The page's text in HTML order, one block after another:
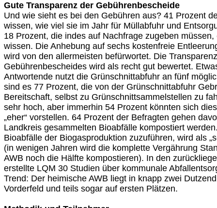
Gute Transparenz der Gebührenbescheide
Und wie sieht es bei den Gebühren aus? 41 Prozent
wissen, wie viel sie im Jahr für Müllabfuhr und
18 Prozent, die indes auf Nachfrage zugeben
wissen. Die Anhebung auf sechs kostenfreie
wird von den allermeisten befürwortet. Die
Gebührenbescheides wird als recht gut bewertet.
Antwortende nutzt die Grünschnittabfuhr an fünf
sind es 77 Prozent, die von der Grünschnittabfuhr
Bereitschaft, selbst zu Grünschnittsammelstellen zu
sehr hoch, aber immerhin 54 Prozent könnten sich
„eher“ vorstellen. 64 Prozent der Befragten gehen
Landkreis gesammelten Bioabfälle kompostiert
Bioabfälle der Biogasproduktion zuzuführen, wird als
(in wenigen Jahren wird die komplette Vergährung
AWB noch die Hälfte kompostieren). In den
erstellte LQM 30 Studien über kommunale
Trend: Der heimische AWB liegt in knapp zwei
Vorderfeld und teils sogar auf ersten Plätzen.